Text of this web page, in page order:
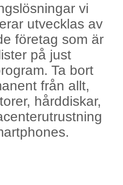
vi
utvecklas av
företag som är
på just
Ta bort
från allt,
hårddiskar,